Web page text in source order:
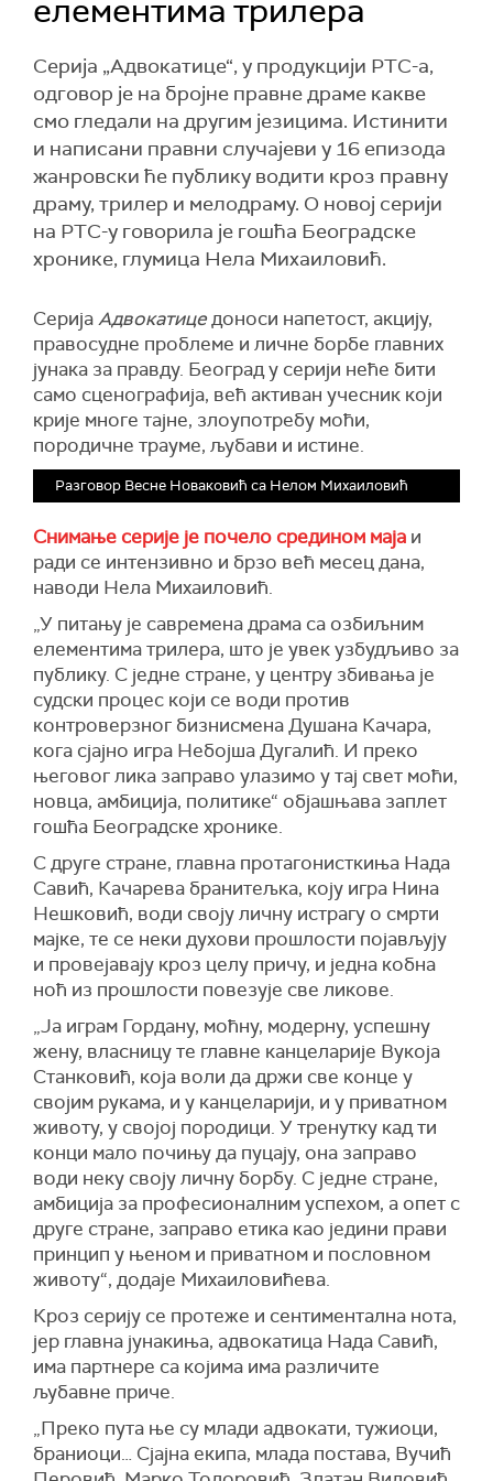
елементима трилера
Серија „Адвокатице“, у продукцији РТС-а,
одговор је на бројне правне драме какве
смо гледали на другим језицима. Истинити
и написани правни случајеви у 16 епизода
жанровски ће публику водити кроз правну
драму, трилер и мелодраму. О новој серији
на РТС-у говорила је гошћа Београдске
хронике, глумица Нела Михаиловић.
СеријаАдвокатицедоноси напетост, акцију,
правосудне проблеме и личне борбе главних
јунака за правду. Београд у серији неће бити
само сценографија, већ активан учесник који
крије многе тајне, злоупотребу моћи,
породичне трауме, љубави и истине.
Разговор Весне Новаковић са Нелом Михаиловић
Снимање серије је почело средином маја и
ради се интензивно и брзо већ месец дана,
наводи Нела Михаиловић.
„У питању је савремена драма са озбиљним
елементима трилера, што је увек узбудљиво за
публику. С једне стране, у центру збивања је
судски процес који се води против
контроверзног бизнисмена Душана Качара,
кога сјајно игра Небојша Дугалић. И преко
његовог лика заправо улазимо у тај свет моћи,
новца, амбиција, политике“ објашњава заплет
гошћа Београдске хронике.
С друге стране, главна протагонисткиња Нада
Савић, Качарева бранитељка, коју игра Нина
Нешковић, води своју личну истрагу о смрти
мајке, те се неки духови прошлости појављују
и провејавају кроз целу причу, и једна кобна
ноћ из прошлости повезује све ликове.
„Ја играм Гордану, моћну, модерну, успешну
жену, власницу те главне канцеларије Вукоја
Станковић, која воли да држи све конце у
својим рукама, и у канцеларији, и у приватном
животу, у својој породици. У тренутку кад ти
конци мало почињу да пуцају, она заправо
води неку своју личну борбу. С једне стране,
амбиција за професионалним успехом, а опет с
друге стране, заправо етика као једини прави
принцип у њеном и приватном и пословном
животу“, додаје Михаиловићева.
Кроз серију се протеже и сентиментална нота,
јер главна јунакиња, адвокатица Нада Савић,
има партнере са којима има различите
љубавне приче.
„Преко пута ње су млади адвокати, тужиоци,
браниоци… Сјајна екипа, млада постава, Вучић